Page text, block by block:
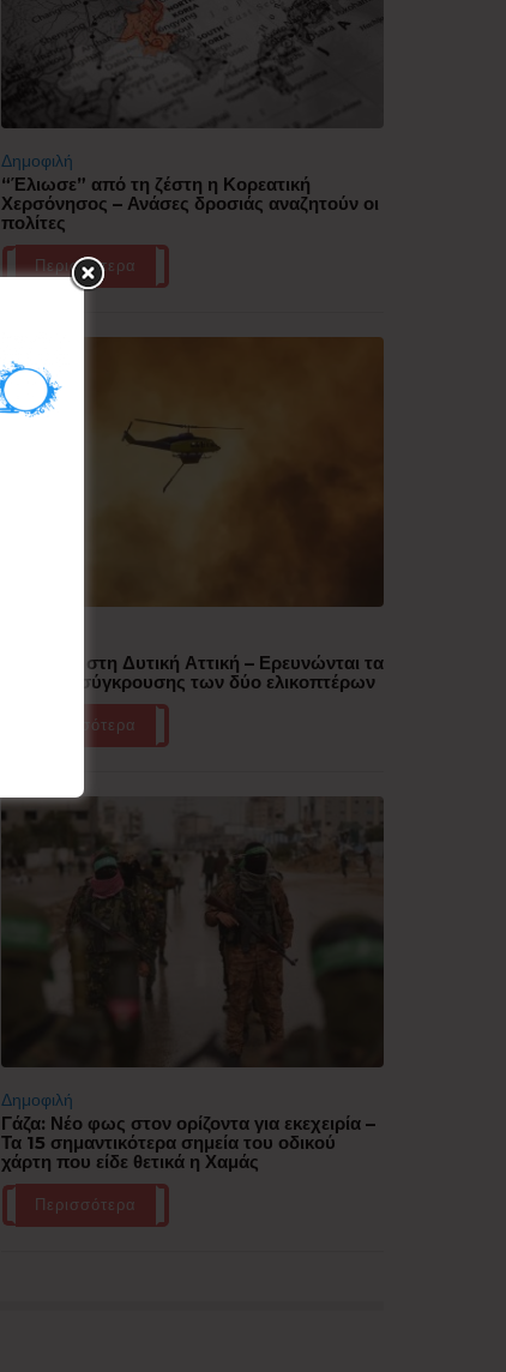
Δημοφιλή
“Έλιωσε” από τη ζέστη η Κορεατική
Χερσόνησος – Ανάσες δροσιάς αναζητούν οι
πολίτες
Περισσότερα
Πυρκαγιά στη Δυτική Αττική – Ερευνώνται τα
αίτια της σύγκρουσης των δύο ελικοπτέρων
Περισσότερα
Δημοφιλή
Γάζα: Νέο φως στον ορίζοντα για εκεχειρία –
Τα 15 σημαντικότερα σημεία του οδικού
χάρτη που είδε θετικά η Χαμάς
Περισσότερα